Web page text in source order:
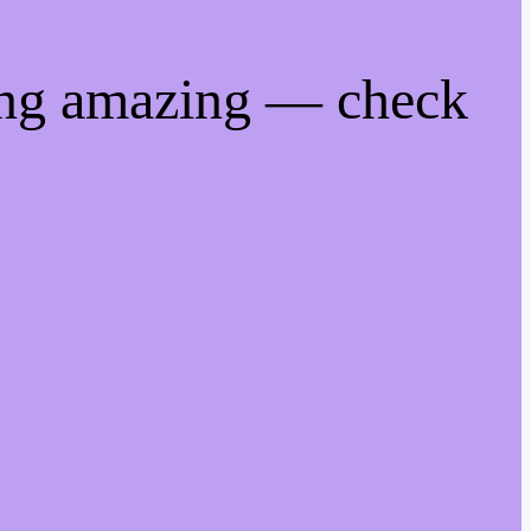
amazing — check